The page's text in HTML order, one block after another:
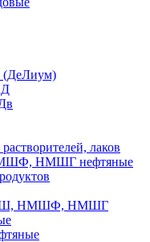
(ДеЛиум)
лаков
НМШГ нефтяные
НМШФ, НМШГ